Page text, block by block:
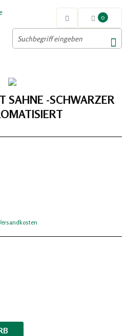
0
SAHNE -SCHWARZER